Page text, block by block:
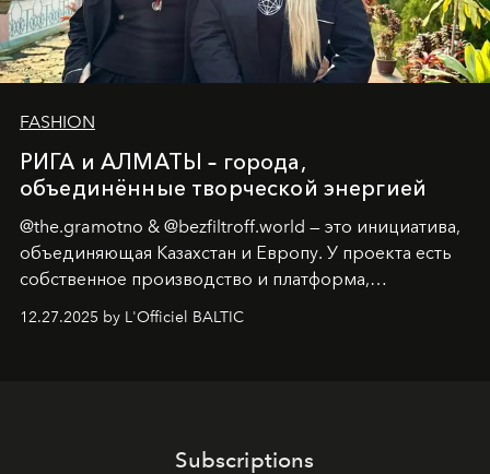
FASHION
РИГА и АЛМАТЫ – города,
объединённые творческой энергией
@the.gramotno & @bezfiltroff.world — это инициатива,
объединяющая Казахстан и Европу. У проекта есть
собственное производство и платформа,
предоставляющая возможности, поддержку и
решения для дизайнеров и молодых брендов.
12.27.2025 by L'Officiel BALTIC
Subscriptions